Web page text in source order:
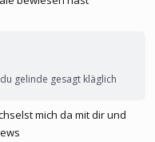
gelinde gesagt kläglich
mich da mit dir und